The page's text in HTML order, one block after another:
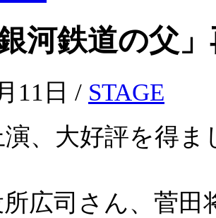
河鉄道の父
11日 / STAGE
演、大好評を得
広司さん、菅